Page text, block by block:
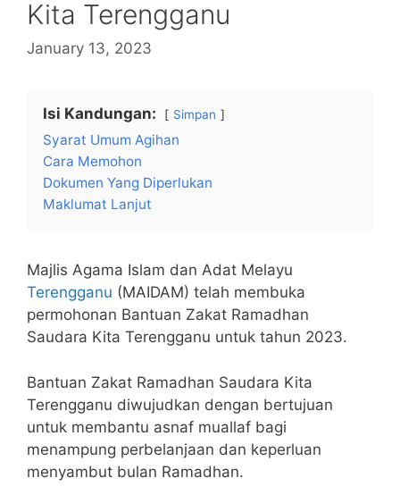
Kita Terengganu
January 13, 2023
Isi Kandungan: Simpan
Syarat Umum Agihan
Cara Memohon
Dokumen Yang Diperlukan
Maklumat Lanjut
Majlis Agama Islam dan Adat Melayu
Terengganu (MAIDAM) telah membuka
permohonan Bantuan Zakat Ramadhan
Saudara Kita Terengganu untuk tahun 2023.
Bantuan Zakat Ramadhan Saudara Kita
Terengganu diwujudkan dengan bertujuan
untuk membantu asnaf muallaf bagi
menampung perbelanjaan dan keperluan
menyambut bulan Ramadhan.